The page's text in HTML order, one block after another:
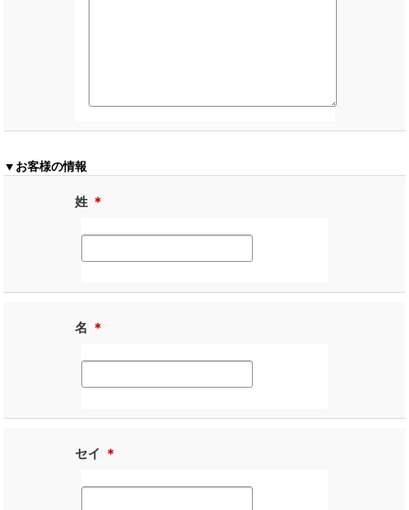
▼お客様の情報
姓 ＊
名 ＊
セイ ＊